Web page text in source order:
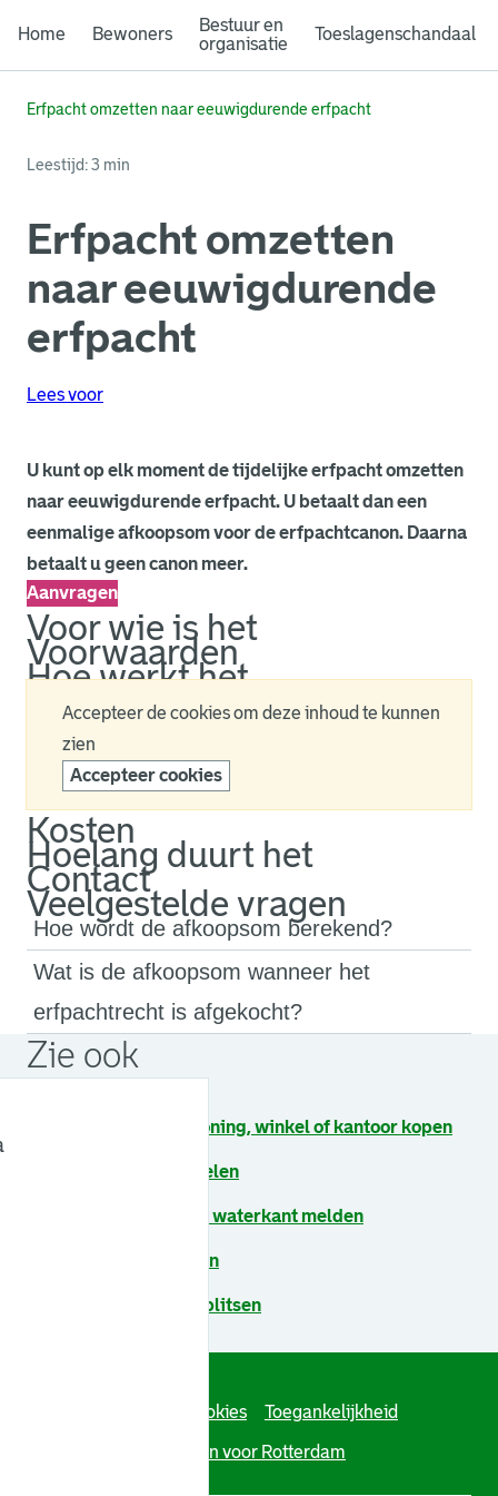
Home Bewoners
Bestuur en
organisatie
Toeslagenschandaal
Erfpacht omzetten naar eeuwigdurende erfpacht
Leestijd: 3 min
Erfpacht omzetten
naar eeuwigdurende
erfpacht
Lees voor
U kunt op elk moment de tijdelijke erfpacht omzetten
naar eeuwigdurende erfpacht. U betaalt dan een
eenmalige afkoopsom voor de erfpachtcanon. Daarna
betaalt u geen canon meer.
Aanvragen
Voor wie is het
Voorwaarden
Hoe werkt het
Accepteer de cookies om deze inhoud te kunnen
zien
Accepteer cookies
Kosten
Hoelang duurt het
Contact
Veelgestelde vragen
Hoe wordt de afkoopsom berekend?
Wat is de afkoopsom wanneer het
erfpachtrecht is afgekocht?
Zie ook
Erfpachtgrond van woning, winkel of kantoor kopen
Vastgoed herontwikkelen
Onderhoud bekleding waterkant melden
Erfpachtcanon afkopen
Grond uitbreiden of splitsen
Cookies Toegankelijkheid
Werken voor Rotterdam